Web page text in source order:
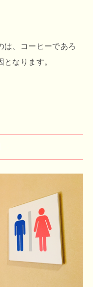
は、コーヒーであろ
なります。